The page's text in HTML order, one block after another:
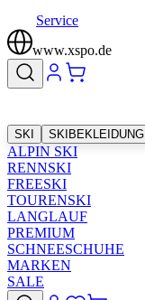
Service
www.xspo.de
SKI SKIBEKLEIDUNG
ALPIN SKI
RENNSKI
FREESKI
TOURENSKI
LANGLAUF
PREMIUM
SCHNEESCHUHE
MARKEN
SALE